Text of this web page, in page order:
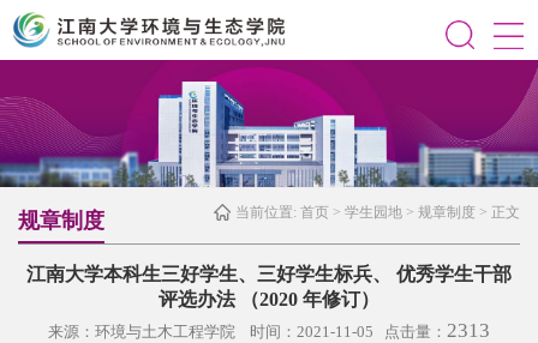
当前位置: 首页 > 学生园地 > 规章制度 > 正文
规章制度
江南大学本科生三好学生、三好学生标兵、 优秀学生干部
评选办法 （2020 年修订）
来源：环境与土木工程学院 时间：2021-11-05 点击量： 2313